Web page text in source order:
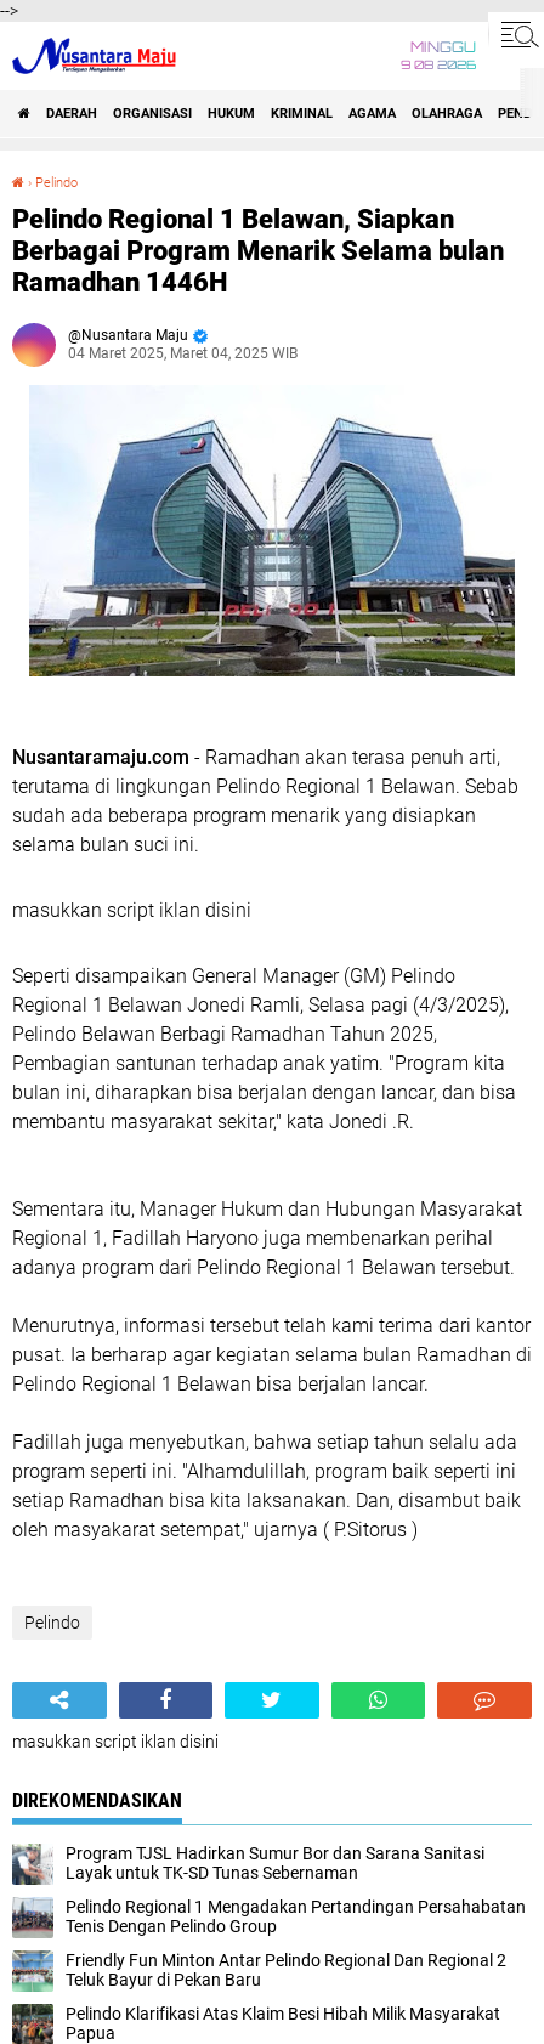
-->
MINGGU
9 08 2026
DAERAH ORGANISASI HUKUM KRIMINAL AGAMA OLAHRAGA
› Pelindo
Pelindo Regional 1 Belawan, Siapkan
Berbagai Program Menarik Selama bulan
Ramadhan 1446H
Nusantara Maju
04 Maret 2025, Maret 04, 2025 WIB
Nusantaramaju.com - Ramadhan akan terasa penuh arti,
terutama di lingkungan Pelindo Regional 1 Belawan. Sebab
sudah ada beberapa program menarik yang disiapkan
selama bulan suci ini.
masukkan script iklan disini
Seperti disampaikan General Manager (GM) Pelindo
Regional 1 Belawan Jonedi Ramli, Selasa pagi (4/3/2025),
Pelindo Belawan Berbagi Ramadhan Tahun 2025,
Pembagian santunan terhadap anak yatim. "Program kita
bulan ini, diharapkan bisa berjalan dengan lancar, dan bisa
membantu masyarakat sekitar," kata Jonedi .R.
Sementara itu, Manager Hukum dan Hubungan Masyarakat
Regional 1, Fadillah Haryono juga membenarkan perihal
adanya program dari Pelindo Regional 1 Belawan tersebut.
Menurutnya, informasi tersebut telah kami terima dari kantor
pusat. Ia berharap agar kegiatan selama bulan Ramadhan di
Pelindo Regional 1 Belawan bisa berjalan lancar.
Fadillah juga menyebutkan, bahwa setiap tahun selalu ada
program seperti ini. "Alhamdulillah, program baik seperti ini
setiap Ramadhan bisa kita laksanakan. Dan, disambut baik
oleh masyakarat setempat," ujarnya ( P.Sitorus )
Pelindo
masukkan script iklan disini
DIREKOMENDASIKAN
Program TJSL Hadirkan Sumur Bor dan Sarana Sanitasi
Layak untuk TK-SD Tunas Sebernaman
Pelindo Regional 1 Mengadakan Pertandingan Persahabatan
Tenis Dengan Pelindo Group
Friendly Fun Minton Antar Pelindo Regional Dan Regional 2
Teluk Bayur di Pekan Baru
Pelindo Klarifikasi Atas Klaim Besi Hibah Milik Masyarakat
Papua